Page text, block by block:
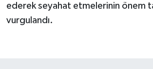
ederek seyahat etmelerinin önem
vurgulandı.